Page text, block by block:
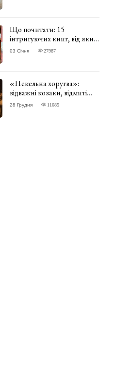
Що почитати: 15
інтригуючих книг, від яких
важко відірватись. ФОТО
03 Січня 27987
«Пекельна хоругва»:
відважні козаки, відмиті
чорти та відчайдушний
28 Грудня 11085